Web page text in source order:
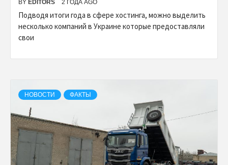
BY EDITORS 2 ГОДА AGO
Подводя итоги года в сфере хостинга, можно выделить
несколько компаний в Украине которые предоставляли
свои
НОВОСТИ ФАКТЫ